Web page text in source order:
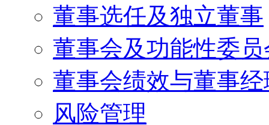
董事选任及独立董事
董事会及功能性委
董事会绩效与董事
风险管理